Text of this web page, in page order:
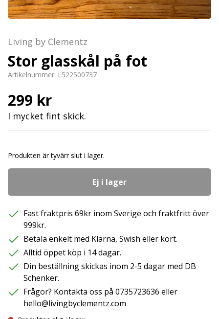
Living by Clementz
Stor glasskål på fot
Artikelnummer: L522500737
299 kr
I mycket fint skick.
Produkten är tyvärr slut i lager.
Ej i lager
Fast fraktpris 69kr inom Sverige och fraktfritt över
999kr.
Betala enkelt med Klarna, Swish eller kort.
Alltid öppet köp i 14 dagar.
Din beställning skickas inom 2-5 dagar med DB
Schenker.
Frågor? Kontakta oss på 0735723636 eller
hello@livingbyclementz.com